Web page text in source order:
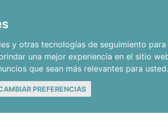
y otras tecnologías de seguimiento
una mejor experiencia en el sitio
que sean más relevantes para usted.
PREFERENCIAS